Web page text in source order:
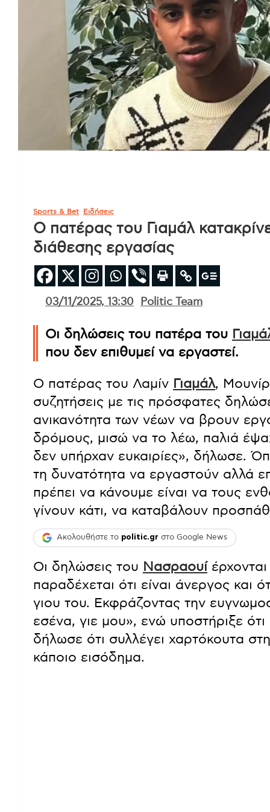
Sports & Bet Ειδήσεις
Ο πατέρας του Γιαμάλ
διάθεσης εργασίας
03/11/2025, 13:30 Politic Team
Οι δηλώσεις του πατέρα του
που δεν επιθυμεί να εργαστεί.
Ο πατέρας του Λαμίν Γιαμάλ, Μουνίρ
συζητήσεις με τις πρόσφατες
ανικανότητα των νέων να βρουν
δρόμους, μισώ να το λέω, παλιά
δεν υπήρχαν ευκαιρίες», δήλωσε.
τη δυνατότητα να εργαστούν αλλά
πρέπει να κάνουμε είναι να τους
γίνουν κάτι, να καταβάλουν
Ακολουθήστε το politic.gr στο Google News
Οι δηλώσεις του Νασραουίέρχονται
παραδέχεται ότι είναι άνεργος και
γιου του. Εκφράζοντας την
εσένα, γιε μου», ενώ υποστήριξε ότι
δήλωσε ότι συλλέγει χαρτόκουτα
κάποιο εισόδημα.